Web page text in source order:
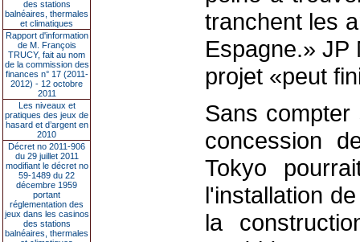
des stations
balnéaires, thermales
et climatiques
Rapport d'information
de M. François
TRUCY, fait au nom
de la commission des
finances n° 17 (2011-
2012) - 12 octobre
2011
Les niveaux et
pratiques des jeux de
hasard et d’argent en
2010
Décret no 2011-906
du 29 juillet 2011
modifiant le décret no
59-1489 du 22
décembre 1959
portant
réglementation des
jeux dans les casinos
des stations
balnéaires, thermales
tranchent les
Espagne.» JP
projet «peut
Sans
concession
Tokyo
l'installation
la